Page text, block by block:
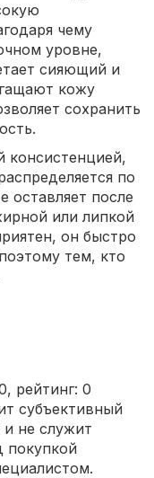
чему
уровне,
сияющий и
кожу
сохранить
консистенцией,
по
оставляет после
или липкой
он быстро
тем, кто
, рейтинг: 0
субъективный
и не служит
покупкой